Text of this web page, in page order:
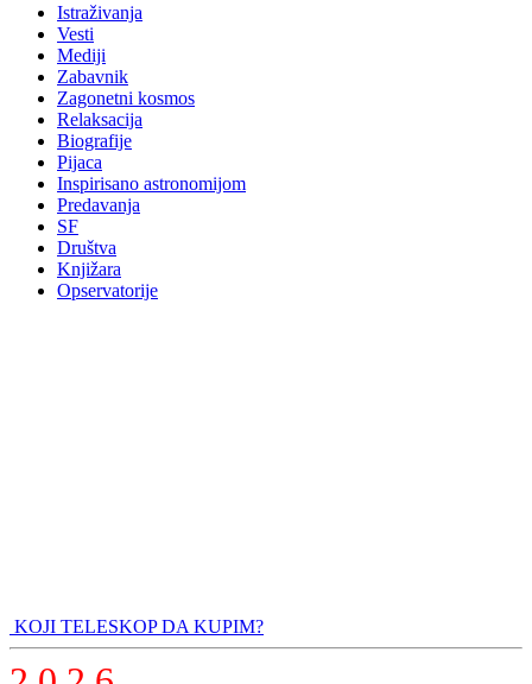
Istraživanja
Vesti
Mediji
Zabavnik
Zagonetni kosmos
Relaksacija
Biografije
Pijaca
Inspirisano astronomijom
Predavanja
SF
Društva
Knjižara
Opservatorije
KOJI TELESKOP DA KUPIM?